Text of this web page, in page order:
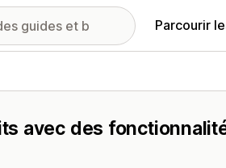
Parcourir
avec des